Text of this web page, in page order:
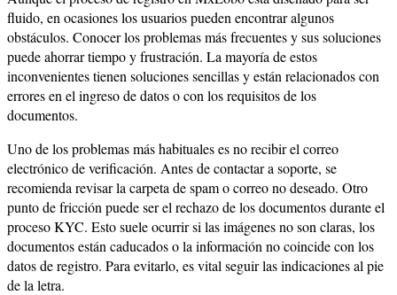
fluido, en ocasiones los usuarios pueden encontrar algunos
obstáculos. Conocer los problemas más frecuentes y sus soluciones
puede ahorrar tiempo y frustración. La mayoría de estos
inconvenientes tienen soluciones sencillas y están relacionados con
errores en el ingreso de datos o con los requisitos de los
documentos.
Uno de los problemas más habituales es no recibir el correo
electrónico de verificación. Antes de contactar a soporte, se
recomienda revisar la carpeta de spam o correo no deseado. Otro
punto de fricción puede ser el rechazo de los documentos durante el
proceso KYC. Esto suele ocurrir si las imágenes no son claras, los
documentos están caducados o la información no coincide con los
datos de registro. Para evitarlo, es vital seguir las indicaciones al pie
de la letra.